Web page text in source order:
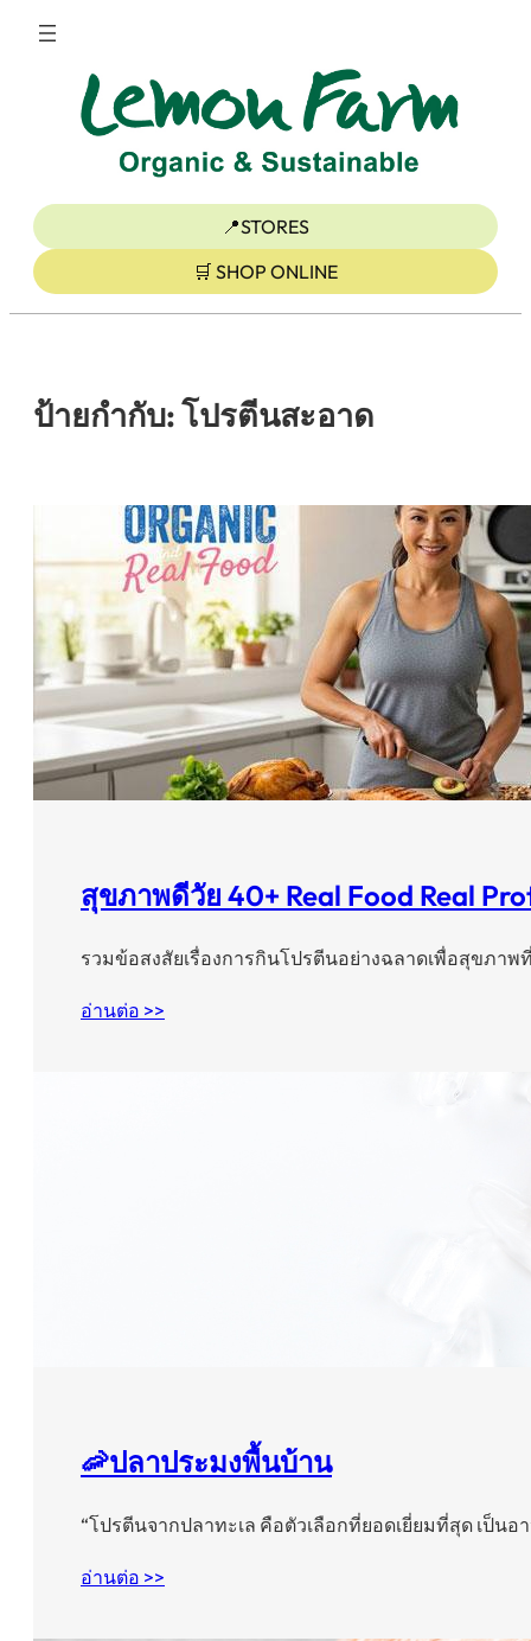
ข้าม
📍STORES
🛒 SHOP ONLINE
ป้ายกำกับ:โปรตีนสะอาด
สุขภาพดีวัย 40+ Real Food Real
รวมข้อสงสัยเรื่องการกินโปรตีนอย่างฉลาดเพื่อสุขภา
อ่านต่อ >>
🦐ปลาประมงพื้นบ้าน
“โปรตีนจากปลาทะเล คือตัวเลือกที่ยอดเยี่ยมที่สุด เป็นอ
อ่านต่อ >>